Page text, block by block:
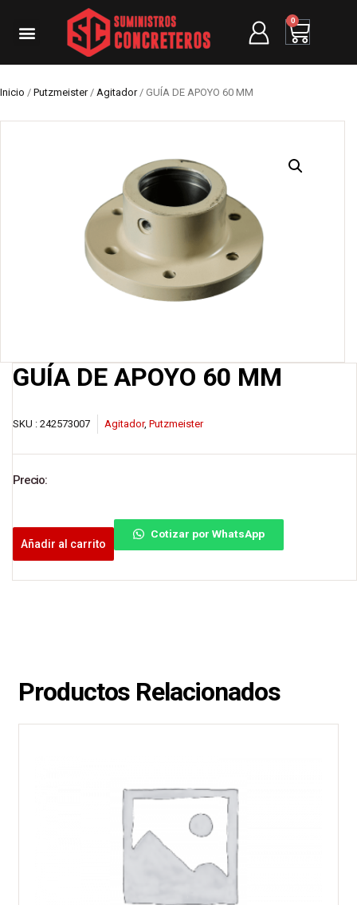
0
Inicio / Putzmeister/ Agitador/ GUÍA DE APOYO 60 MM
GUÍA DE APOYO 60 MM
SKU : 242573007 Agitador, Putzmeister
Precio:
Añadir al carrito
Cotizar por WhatsApp
Productos Relacionados